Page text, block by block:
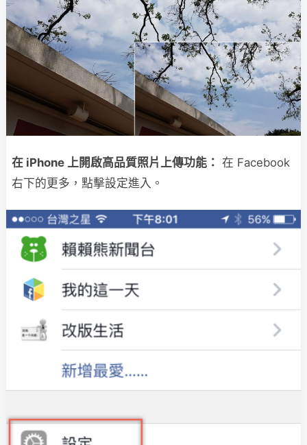
在 iPhone 上開啟高品質照片上傳功能： 在 Facebook
右下的更多，點擊設定進入。